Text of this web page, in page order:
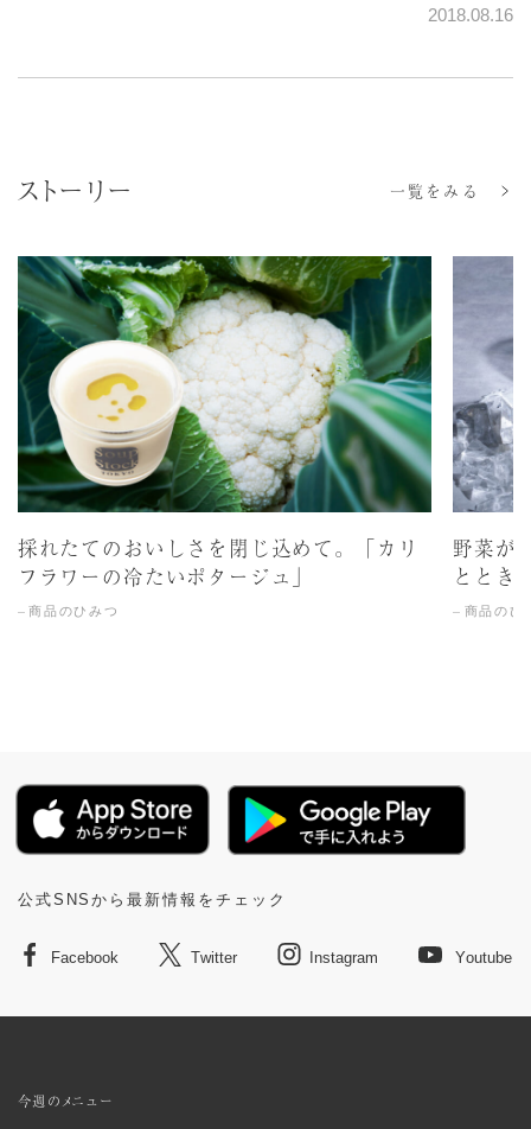
2018.08.16
ストーリー 一覧をみる
採れたてのおいしさを閉じ込めて。「カリ
フラワーの冷たいポタージュ」
商品のひみつ
野菜が
ととき
商品のひ
公式SNSから最新情報をチェック
Facebook Twitter Instagram Youtube
今週のメニュー